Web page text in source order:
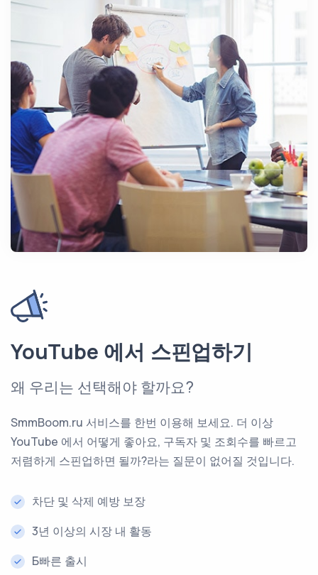
YouTube 에서 스핀업하기
왜 우리는 선택해야 할까요?
SmmBoom.ru 서비스를 한번 이용해 보세요. 더 이상
YouTube 에서 어떻게 좋아요, 구독자 및 조회수를 빠르고
저렴하게 스핀업하면 될까?라는 질문이 없어질 것입니다.
차단 및 삭제 예방 보장
3년 이상의 시장 내 활동
Б빠른 출시